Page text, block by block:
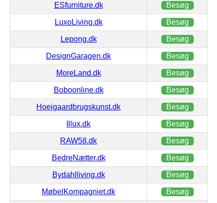
ESfurniture.dk Besøg
LuxoLiving.dk Besøg
Lepong.dk Besøg
DesignGaragen.dk Besøg
MoreLand.dk Besøg
Boboonline.dk Besøg
Hoejgaardbrugskunst.dk Besøg
Illux.dk Besøg
RAW58.dk Besøg
BedreNætter.dk Besøg
Bydahlliving.dk Besøg
MøbelKompagniet.dk Besøg